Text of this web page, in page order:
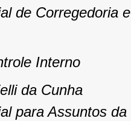
de Corregedoria
Interno
da Cunha
para Assuntos